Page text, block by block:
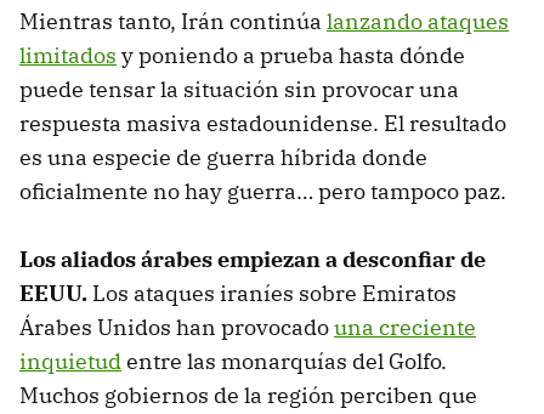
Mientras tanto, Irán continúa lanzando ataques
limitados y poniendo a prueba hasta dónde
puede tensar la situación sin provocar una
respuesta masiva estadounidense. El resultado
es una especie de guerra híbrida donde
oficialmente no hay guerra… pero tampoco paz.
Los aliados árabes empiezan a desconfiar de
EEUU. Los ataques iraníes sobre Emiratos
Árabes Unidos han provocadouna creciente
inquietudentre las monarquías del Golfo.
Muchos gobiernos de la región perciben que